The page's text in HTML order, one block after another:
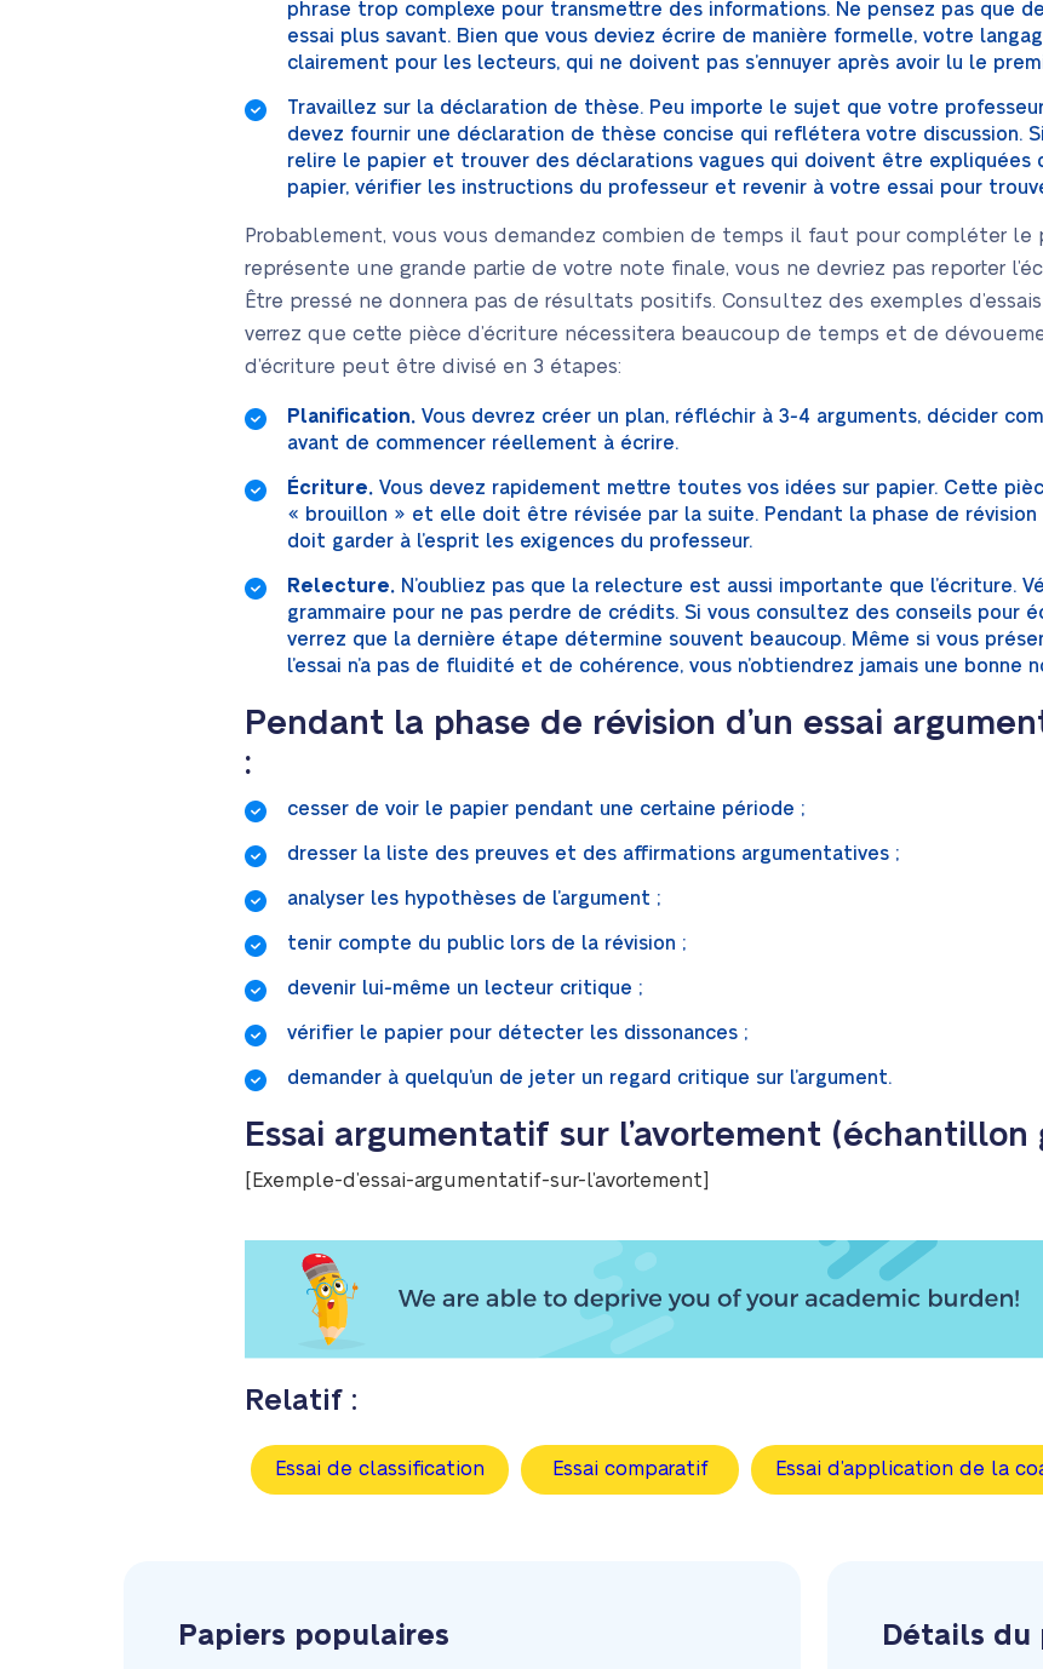
phrase trop complexe pour transmettre des informations. Ne pensez pas que
essai plus savant. Bien que vous deviez écrire de manière formelle, votre
clairement pour les lecteurs, qui ne doivent pas s’ennuyer après avoir lu le
Travaillez sur la déclaration de thèse. Peu importe le sujet que votre
devez fournir une déclaration de thèse concise qui reflétera votre discussion.
relire le papier et trouver des déclarations vagues qui doivent être expliquées
papier, vérifier les instructions du professeur et revenir à votre essai pour
Probablement, vous vous demandez combien de temps il faut pour compléter le
représente une grande partie de votre note finale, vous ne devriez pas reporter
Être pressé ne donnera pas de résultats positifs. Consultez des exemples
verrez que cette pièce d’écriture nécessitera beaucoup de temps et de
d’écriture peut être divisé en 3 étapes:
Planification. Vous devrez créer un plan, réfléchir à 3-4 arguments, décider
avant de commencer réellement à écrire.
Écriture. Vous devez rapidement mettre toutes vos idées sur papier. Cette
« brouillon » et elle doit être révisée par la suite. Pendant la phase de révision
doit garder à l’esprit les exigences du professeur.
Relecture. N’oubliez pas que la relecture est aussi importante que l’écriture.
grammaire pour ne pas perdre de crédits. Si vous consultez des conseils pour
verrez que la dernière étape détermine souvent beaucoup. Même si vous
l’essai n’a pas de fluidité et de cohérence, vous n’obtiendrez jamais une bonne
Pendant la phase de révision d’un essai
:
cesser de voir le papier pendant une certaine période ;
dresser la liste des preuves et des affirmations argumentatives ;
analyser les hypothèses de l’argument ;
tenir compte du public lors de la révision ;
devenir lui-même un lecteur critique ;
vérifier le papier pour détecter les dissonances ;
demander à quelqu’un de jeter un regard critique sur l’argument.
Essai argumentatif sur l’avortement
[Exemple-d’essai-argumentatif-sur-l’avortement]
Relatif :
Essai de classification Essai comparatif Essai d’application de la
Papiers populaires Détails du